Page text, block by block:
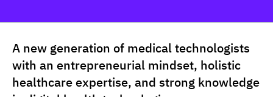
A new generation of medical technologists
with an entrepreneurial mindset, holistic
healthcare expertise, and strong knowledge